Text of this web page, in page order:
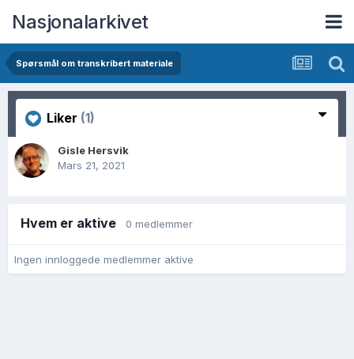
Nasjonalarkivet
Spørsmål om transkribert materiale
Liker (1)
Gisle Hersvik
Mars 21, 2021
Hvem er aktive 0 medlemmer
Ingen innloggede medlemmer aktive